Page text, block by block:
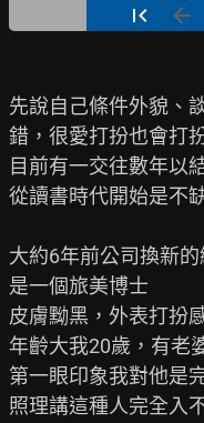
先說自己條件外貌、
錯，很愛打扮也會打
目前有一交往數年以
從讀書時代開始是不
大約6年前公司換新的
是一個旅美博士
皮膚黝黑，外表打扮
年齡大我20歲，有老
第一眼印象我對他是
照理講這種人完全入